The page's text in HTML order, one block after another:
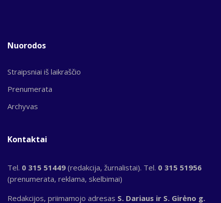
Nuorodos
Straipsniai iš laikraščio
Prenumerata
Archyvas
Kontaktai
Tel. 0 315 51449 (redakcija, žurnalistai). Tel. 0 315 51956
(prenumerata, reklama, skelbimai)
Redakcijos, priimamojo adresas S. Dariaus ir S. Girėno g.